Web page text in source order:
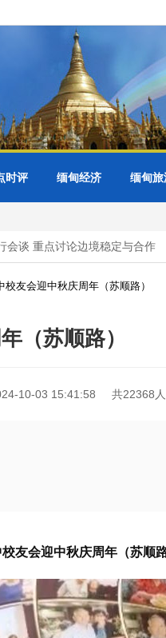
时评 缅甸经济 缅甸旅
重点讨论边境稳定与合作
校友会迎中秋庆周年（苏顺路）
（苏顺路）
10-03 15:41:58 共22368
友会迎中秋庆周年（苏顺路